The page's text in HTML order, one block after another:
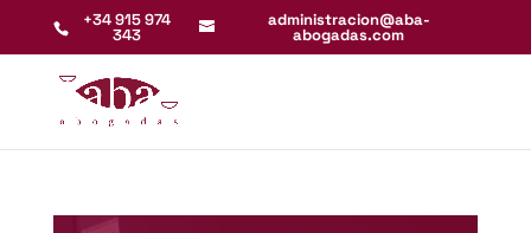
+34 915 974
343
administracion@aba-
abogadas.com